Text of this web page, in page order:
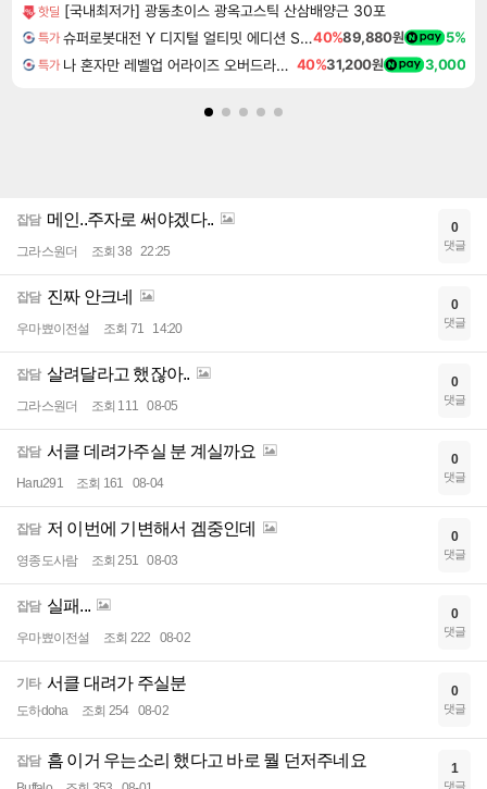
핫딜 [국내최저가] 광동초이스 광옥고스틱 산삼배양근 30포
특가 슈퍼로봇대전 Y 디지털 얼티밋 에디션 Super Robot Wars Y Digital Ultimate Edition40%89,880원 5%
특가 나 혼자만 레벨업 어라이즈 오버드라이브 디럭스 에디션 Solo Leveling Arise Overdrive Deluxe Edition 40%31,200원 3,000
잡담 메인..주자로 써야겠다..
그라스원더 조회 38 22:25
0
댓글
잡담 진짜 안크네
우마뾰이전설 조회 71 14:20
0
댓글
잡담 살려달라고 했잖아..
그라스원더 조회 111 08-05
0
댓글
잡담 서클 데려가주실 분 계실까요
Haru291 조회 161 08-04
0
댓글
잡담 저 이번에 기변해서 겜중인데
영종도사람 조회 251 08-03
0
댓글
잡담 실패...
우마뾰이전설 조회 222 08-02
0
댓글
기타 서클 대려가 주실분
도하doha 조회 254 08-02
0
댓글
잡담 흠 이거 우는소리 했다고 바로 뭘 던저주네요 1
댓글